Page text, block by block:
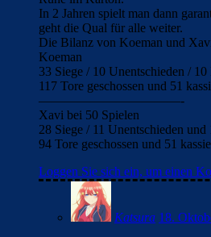
In 2 Jahren spielt man dann
geht die Qual für alle weiter.
Die Bilanz von Koeman und
Koeman
33 Siege / 10 Unentschieden / 10
117 Tore geschossen und 51
———————————-
Xavi bei 50 Spielen
28 Siege / 11 Unentschieden und
94 Tore geschossen und 51
Loggen Sie sich ein, um einen
Katsura 18.